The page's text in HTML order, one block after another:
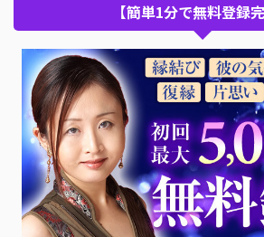
【簡単1分で無料登録完